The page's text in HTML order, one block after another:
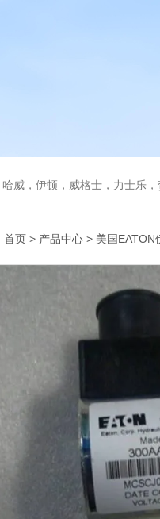
哈威，伊顿，威格士，力士乐，
首页 > 产品中心 > 美国EATON